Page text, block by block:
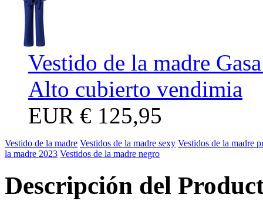
Vestido de la madre
Alto cubierto vendimia
EUR € 125,95
Vestido de la madre Vestidos de la madre sexy Vestidos de la madre
la madre 2023 Vestidos de la madre negro
Descripción del